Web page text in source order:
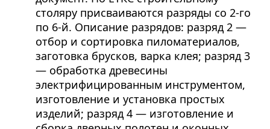
столяру присваиваются разряды со 2-го
по 6-й. Описание разрядов: разряд 2 —
отбор и сортировка пиломатериалов,
заготовка брусков, варка клея; разряд 3
— обработка древесины
электрифицированным инструментом,
изготовление и установка простых
изделий; разряд 4 — изготовление и